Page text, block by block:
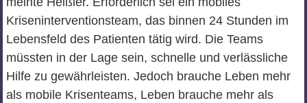
Kriseninterventionsteam, das binnen 24 Stunden im
Lebensfeld des Patienten tätig wird. Die Teams
müssten in der Lage sein, schnelle und verlässliche
Hilfe zu gewährleisten. Jedoch brauche Leben mehr
als mobile Krisenteams, Leben brauche mehr als